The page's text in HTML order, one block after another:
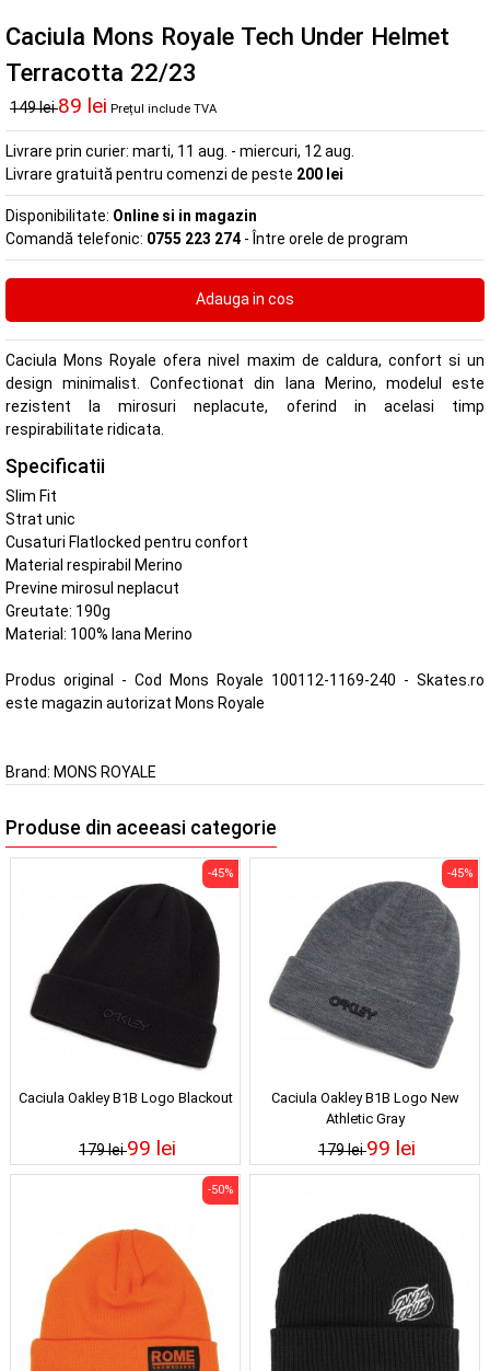
Caciula Mons Royale Tech Under Helmet
Terracotta 22/23
149 lei89 lei Prețul include TVA
Livrare prin curier: marti, 11 aug. - miercuri, 12 aug.
Livrare gratuită pentru comenzi de peste 200 lei
Disponibilitate: Online si in magazin
Comandă telefonic: 0755 223 274 - Între orele de program
Caciula Mons Royale ofera nivel maxim de caldura, confort si un
design minimalist. Confectionat din lana Merino, modelul este
rezistent la mirosuri neplacute, oferind in acelasi timp
respirabilitate ridicata.
Specificatii
Slim Fit
Strat unic
Cusaturi Flatlocked pentru confort
Material respirabil Merino
Previne mirosul neplacut
Greutate: 190g
Material: 100% lana Merino
Produs original - Cod Mons Royale 100112-1169-240 - Skates.ro
este magazin autorizat Mons Royale
Brand: MONS ROYALE
Produse din aceeasi categorie
Caciula Oakley B1B Logo Blackout
179 lei
-45%
99 lei
Caciula Oakley B1B Logo New
Athletic Gray
179 lei
-45%
99 lei
-50%